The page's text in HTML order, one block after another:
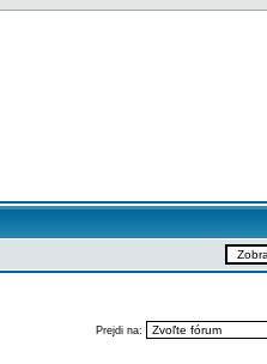
Prejdi na: